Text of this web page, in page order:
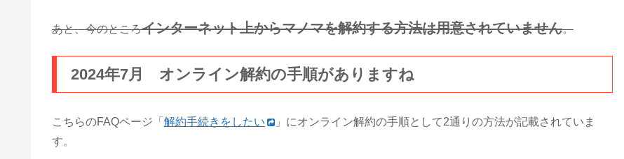
あと、今のところインターネット上からマノマを解約する方法は用意されていません。
2024年7月 オンライン解約の手順がありますね
こちらのFAQページ「 解約手続きをしたい
」にオンライン解約の手順として2通りの方法が記載されていま
す。